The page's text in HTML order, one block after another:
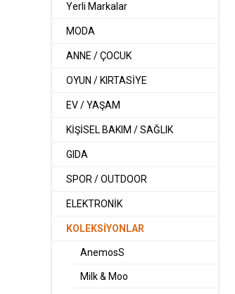
Yerli Markalar
MODA
ANNE / ÇOCUK
OYUN / KIRTASİYE
EV / YAŞAM
KİŞİSEL BAKIM / SAĞLIK
GIDA
SPOR / OUTDOOR
ELEKTRONİK
KOLEKSİYONLAR
AnemosS
Milk & Moo